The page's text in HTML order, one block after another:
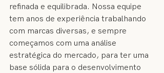
refinada e equilibrada. Nossa equipe
tem anos de experiência trabalhando
com marcas diversas, e sempre
começamos com uma análise
estratégica do mercado, para ter uma
base sólida para o desenvolvimento